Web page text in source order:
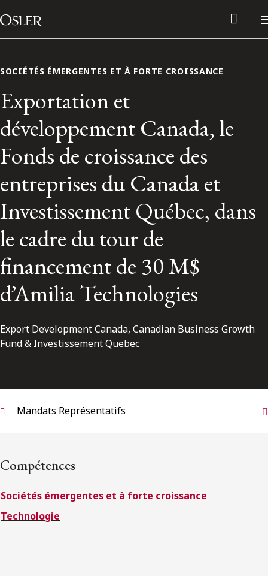
Passer au contenu
Main Navigation
Réseau des anciens d’Osler
Contactez-nous
ENGLISH
S’abonner
SOCIÉTÉS ÉMERGENTES ET À FORTE CROISSANCE
Exportation et
développement Canada, le
Fonds de croissance des
entreprises du Canada et
Investissement Québec, dans
le cadre du tour de
financement de 30 M$
d’Amilia Technologies
Export Development Canada, Canadian Business Growth
Fund & Investissement Quebec
Mandats Représentatifs
Compétences
Sociétés émergentes et à forte croissance
Technologie